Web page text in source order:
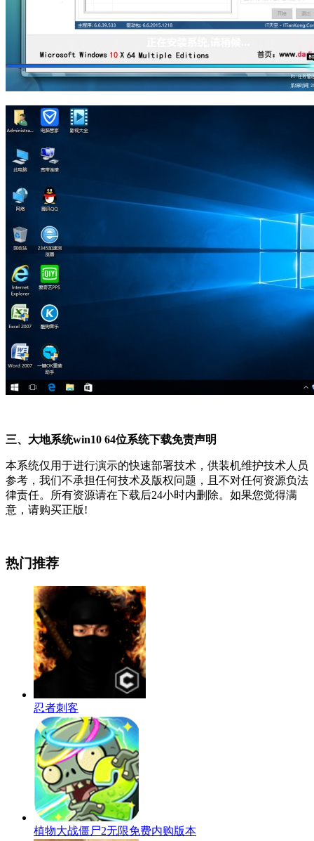
三、大地系统win10 64位系统下载免责声明
本系统仅用于进行演示的快速部署技术，供装机维护技术人员
参考，我们不承担任何技术及版权问题，且不对任何资源负法
律责任。所有资源请在下载后24小时内删除。如果您觉得满
意，请购买正版!
热门推荐
忍者刺客
植物大战僵尸2无限免费内购版本